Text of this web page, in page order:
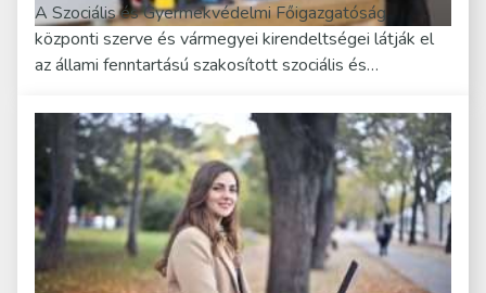
A Szociális és Gyermekvédelmi Főigazgatóság
központi szerve és vármegyei kirendeltségei látják el
az állami fenntartású szakosított szociális és…